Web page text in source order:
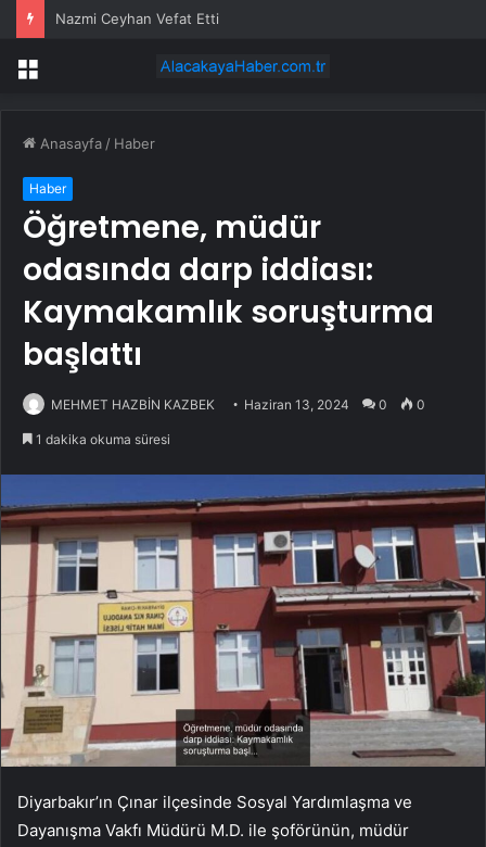
Nazmi Ceyhan Vefat Etti
Menü
Anasayfa / Haber
Haber
Öğretmene, müdür
odasında darp iddiası:
Kaymakamlık soruşturma
başlattı
MEHMET HAZBİN KAZBEK Haziran 13, 2024 0 0
1 dakika okuma süresi
Diyarbakır’ın Çınar ilçesinde Sosyal Yardımlaşma ve
Dayanışma Vakfı Müdürü M.D. ile şoförünün, müdür